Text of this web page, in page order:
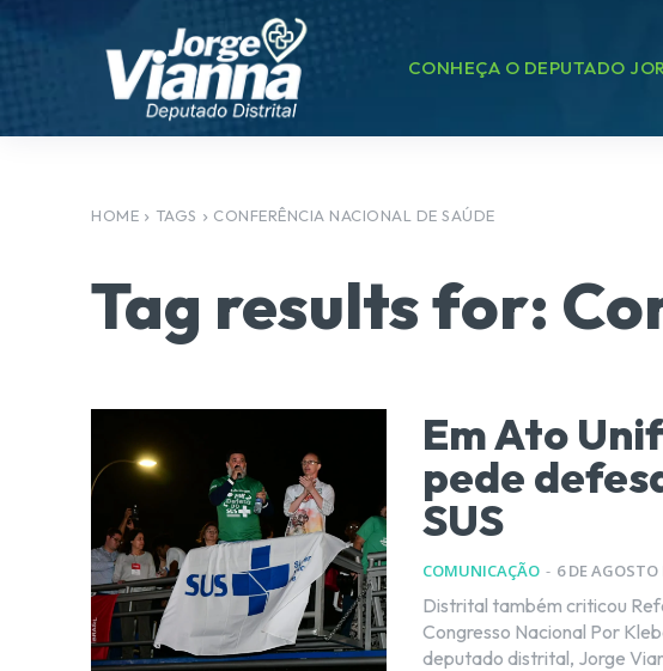
CONHEÇA O DEPUTADO
HOME TAGS CONFERÊNCIA NACIONAL DE SAÚDE
Tag results for:
Em Ato
pede
SUS
COMUNICAÇÃO - 6 DE AGOSTO
Distrital também criticou
Congresso Nacional Por Kleber Karpov Na noite de segunda-feira (5), o
deputado distrital, Jorge